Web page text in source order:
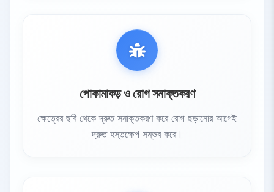
পোকামাকড় ও রোগ সনাক্তকরণ
ক্ষেত্রের ছবি থেকে দ্রুত সনাক্তকরণ করে রোগ ছড়ানোর আগেই
দ্রুত হস্তক্ষেপ সম্ভব করে।